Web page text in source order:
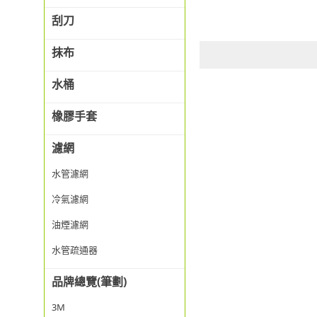
刮刀
抹布
水桶
橡膠手套
濾網
水管濾網
冷氣濾網
油煙濾網
水管疏通器
品牌總覽(筆劃)
3M